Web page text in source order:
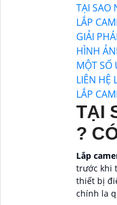
TẠI SAO
LẮP
GIẢI
HÌNH
MỘT SỐ
LIÊN HỆ
LẮP
TẠI
?
Lắp
trước khi
thiết bị
chính la